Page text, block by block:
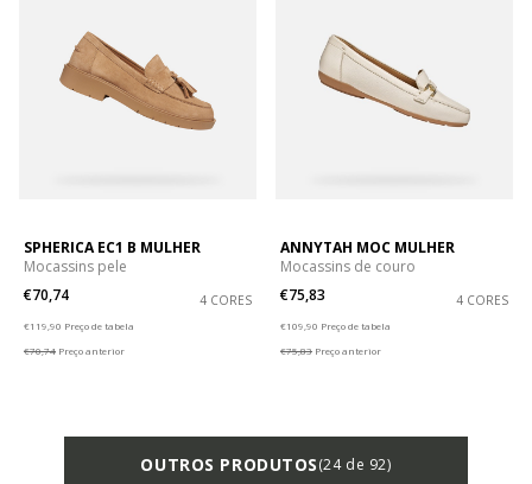
SPHERICA EC1 B MULHER
Mocassins pele
€70,74
4 CORES
€119,90 Preço de tabela
€70,74 Preço anterior
ANNYTAH MOC MULHER
Mocassins de couro
€75,83
4 CORES
€109,90 Preço de tabela
€75,83 Preço anterior
OUTROS PRODUTOS(24 de 92)